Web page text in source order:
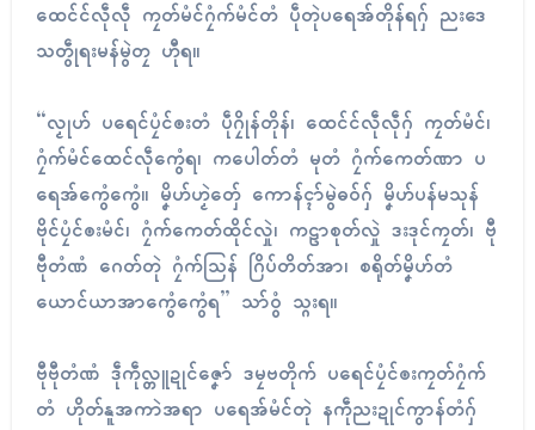
ထေင်င်လဵုလဵု ကၠတ်မံၚ်ဂၠံက်မံၚ်တံ ပဵုတုဲပရေအ်တိုန်ရဂှ် ညးဒေ
သတွဵုရးမန်မွဲတၠ ဟီုရ။
“လၟုဟ် ပရေၚ်ပၠံၚ်ၜးတံ ပဵုဂၠိုန်တိုန်၊ ထေၚ်ၚ်လဵုလဵုဂှ် ကၠတ်မံၚ်၊
ဂၠံက်မံၚ်ထေၚ်လဵုကွေံရ၊ ကပေါတ်တံ မုတံ ဂၠံက်ကေတ်ဏာ ပ
ရေအ်ကွေံကွေံ။ မၞိဟ်ဟၟဲတှ်ေ ကောန်ၚာ်မွဲဓဝ်ဂှ် မၞိဟ်ပန်မသုန်
ဗိုၚ်ပၠံၚ်ၜးမံၚ်၊ ဂၠံက်ကေတ်ထိုၚ်လှုဲ၊ ကဠာစုတ်လှုဲ ဒးဒုၚ်ကၠတ်၊ ဗီု
ဗီုတံဏံ ဂေတ်တုဲ ဂၠံက်သြန် ဂြိပ်တိတ်အာ၊ စရိုတ်မၞိဟ်တံ
ယောၚ်ယာအာကွေံကွေံရ” သာ်ဝွံ သ္ဂးရ။
ဗီုဗီုတံဏံ ဒဵုကဵုလ္တူဍုၚ်ဇၞော် ဒမၠဗတိုက် ပရေၚ်ပၠံၚ်ၜးကၠတ်ဂၠံက်
တံ ဟိုတ်နူအကာဲအရာ ပရေအ်မံၚ်တုဲ နကဵုညးဍုၚ်ကွာန်တံဂှ်